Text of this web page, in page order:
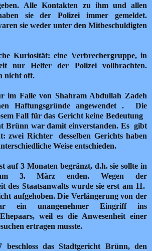
Alle Kontakten zu ihm und allen
sie der Polizei immer gemeldet.
sie weder unter den Mitbeschuldigten
Kuriosität: eine Verbrechergruppe, in
nur Helfer der Polizei vollbrachten.
nicht oft.
im Falle von Shahram Abdullah Zadeh
Haftungsgründe angewendet . Die
Fall für das Gericht keine Bedeutung
Brünn war damit einverstanden. Es gibt
zwei Richter desselben Gerichts haben
Weise entschieden.
auf 3 Monaten begränzt, d.h. sie sollte in
3. März enden.
Wegen der
des Staatsanwalts wurde sie erst am 11.
aufgehoben. Die Verlängerung von der
ein unangenehmer Eingriff ins
weil es die Anwesenheit einer
ertragen musste.
das Stadtgericht Brünn, den